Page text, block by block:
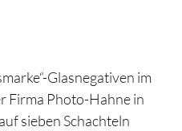
Glasnegativen im
Firma Photo-Hahne in
sieben Schachteln